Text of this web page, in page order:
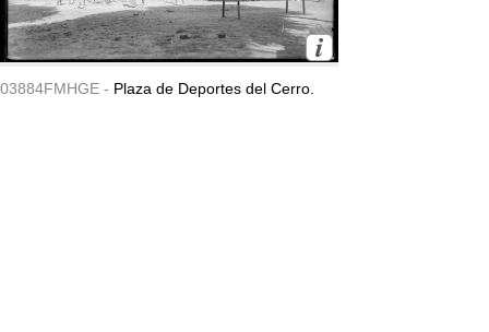
03884FMHGE - Plaza de Deportes del Cerro.